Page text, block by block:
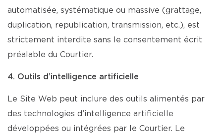
automatisée, systématique ou massive (grattage,
duplication, republication, transmission, etc.), est
strictement interdite sans le consentement écrit
préalable du Courtier.
4. Outils d’intelligence artificielle
Le Site Web peut inclure des outils alimentés par
des technologies d’intelligence artificielle
développées ou intégrées par le Courtier. Le